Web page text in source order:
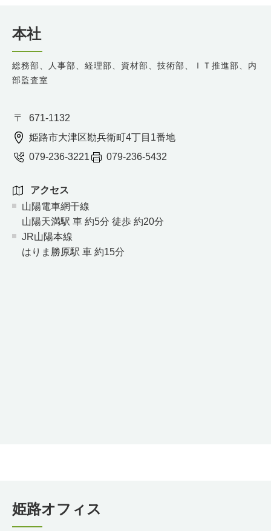
本社
総務部、人事部、経理部、資材部、技術部、ＩＴ推進部、内
部監査室
671-1132
姫路市大津区勘兵衛町4丁目1番地
079-236-3221
079-236-5432
アクセス
山陽電車網干線
山陽天満駅 車 約5分 徒歩 約20分
JR山陽本線
はりま勝原駅 車 約15分
姫路オフィス